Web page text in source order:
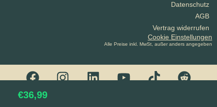
€36,99
Datenschutz
AGB
Vertrag widerrufen
Cookie Einstellungen
Alle Preise inkl. MwSt, außer anders angegeben
© 2026 / comscoot GmbH. Alle Rechte vorbehalten.